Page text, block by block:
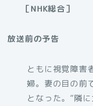
［NHK総合］
放送前の予告
ともに視覚障害
婦。妻の目の前
となった。“隣